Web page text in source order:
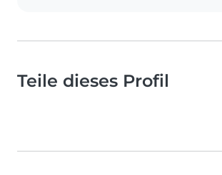
Teile dieses Profil